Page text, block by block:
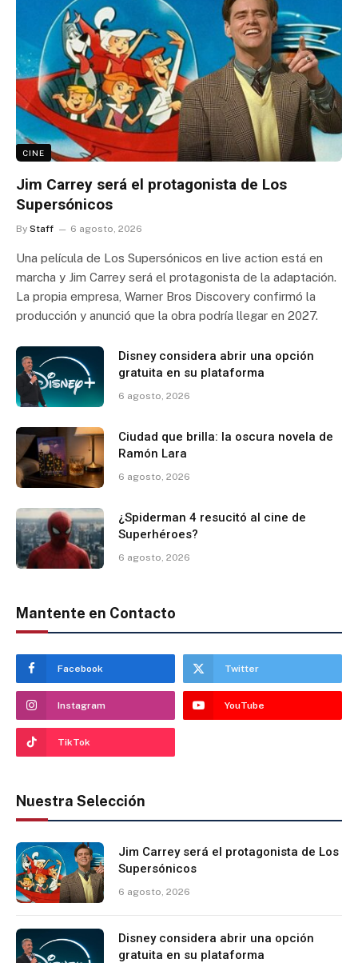
CINE
Jim Carrey será el protagonista de Los
Supersónicos
By Staff 6 agosto, 2026
Una película de Los Supersónicos en live action está en
marcha y Jim Carrey será el protagonista de la adaptación.
La propia empresa, Warner Bros Discovery confirmó la
producción y anunció que la obra podría llegar en 2027.
Disney considera abrir una opción
gratuita en su plataforma
6 agosto, 2026
Ciudad que brilla: la oscura novela de
Ramón Lara
6 agosto, 2026
¿Spiderman 4 resucitó al cine de
Superhéroes?
6 agosto, 2026
Mantente en Contacto
Facebook Twitter
Instagram YouTube
TikTok
Nuestra Selección
Jim Carrey será el protagonista de Los
Supersónicos
6 agosto, 2026
Disney considera abrir una opción
gratuita en su plataforma